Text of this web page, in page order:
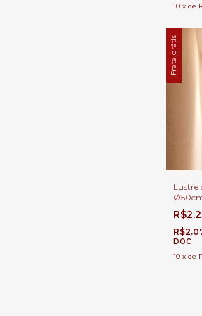
10 x de
Frete grátis
Lustre
Direito
DOC
10 x de